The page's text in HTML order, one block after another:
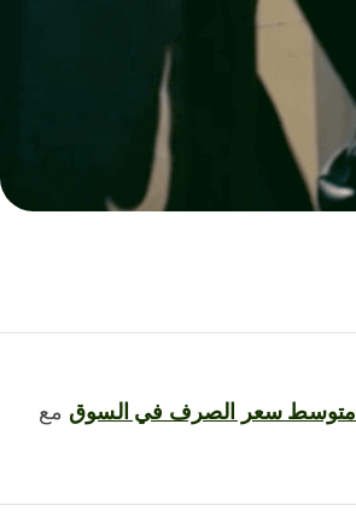
متوسط ​​سعر الصرف في السوق مع